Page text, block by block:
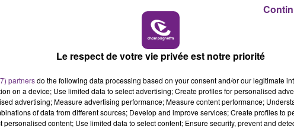
LA RADIO POP
a été dévoilée fin août. Charlie Puth l'a aussitôt partagé sur
!
Puth sur son application en créeant un filtre où
dans les verres. En fond musical, le tube Attention de
Le respect de votre vie privée est notre priorité
partnersdo the following data processing based on your consent and/or our legitimate
on a device; Use limited data to select advertising; Create profiles for personalised
advertising; Measure advertising performance; Measure content performance;
of data from different sources; Develop and improve services; Create profiles to
personalised content; Use limited data to select content; Ensure security, prevent and